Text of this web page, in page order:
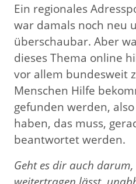
Ein regionales
war damals noch neu
überschaubar. Aber
dieses Thema online
vor allem bundesweit
Menschen Hilfe
gefunden werden,
haben, das muss,
beantwortet werden.
Geht es dir auch